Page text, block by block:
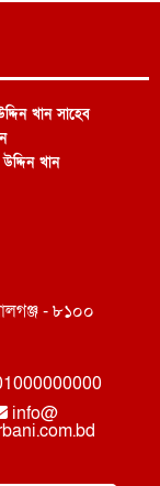
খান সাহেব
খান
- ৮১০০
info@